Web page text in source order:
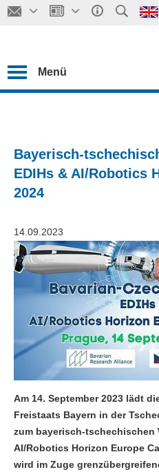
Menü
Bayerisch-
EDIHs & AI/Robotics
2024
14.09.2023
Am 14. September 2023 lädt
Freistaats Bayern in der
zum bayerisch-tschechischen
AI/Robotics Horizon Europe
wird im Zuge